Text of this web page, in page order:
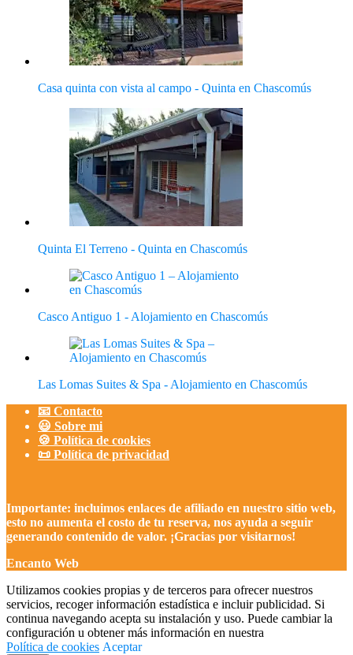
Casa quinta con vista al campo - Quinta en Chascomús
Quinta El Terreno - Quinta en Chascomús
Casco Antiguo 1 - Alojamiento en Chascomús
Las Lomas Suites & Spa - Alojamiento en Chascomús
📧 Contacto
😃 Sobre mi
🍪 Política de cookies
📜 Política de privacidad
Importante: incluimos enlaces de afiliado en nuestro sitio web,
esto no aumenta el costo de tu reserva, nos ayuda a seguir
generando contenido de valor. ¡Gracias por visitarnos!
Encanto Web
Utilizamos cookies propias y de terceros para ofrecer nuestros
servicios, recoger información estadística e incluir publicidad. Si
continua navegando acepta su instalación y uso. Puede cambiar la
configuración u obtener más información en nuestra
Política de cookies Aceptar